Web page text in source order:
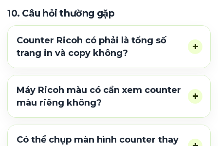
10. Câu hỏi thường gặp
Counter Ricoh có phải là tổng số
trang in và copy không?
Máy Ricoh màu có cần xem counter
màu riêng không?
Có thể chụp màn hình counter thay